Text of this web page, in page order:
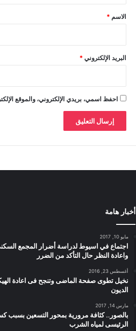
*
الاسم *
البريد الإلكتروني*
احفظ اسمي، بريدي الإلكتروني، والموقع
أخبار هامة
مايو 10, 2017
اجتماع في اسيوط لدراسة أضرار المجمع
واعادة النظر حال التأكد من الضرر
أغسطس 23, 2016
نخيل تطوى صفحة الماضى وتنجح فى اعادة
الديون
مارس 14, 2017
بالصور.. كثافة مرورية بمحور التسعين بسبب
الرئيسى لمياه الشرب